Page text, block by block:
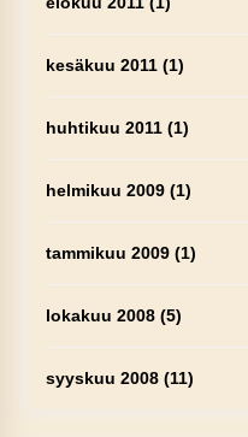
kesäkuu 2011(1)
huhtikuu 2011(1)
helmikuu 2009(1)
tammikuu 2009(1)
lokakuu 2008(5)
syyskuu 2008(11)